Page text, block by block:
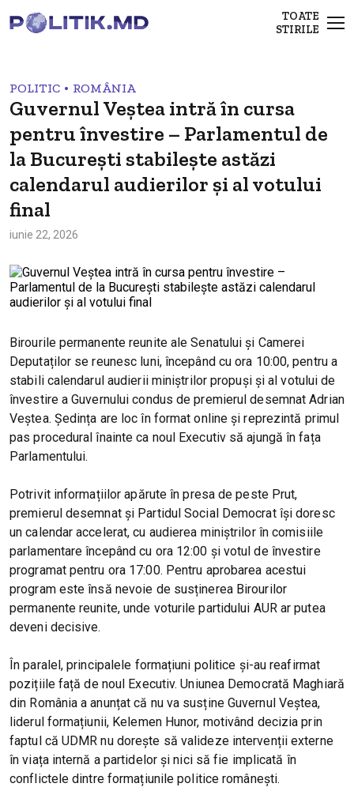
TOATE
STIRILE
POLITIC • ROMÂNIA
Guvernul Veștea intră în cursa
pentru învestire – Parlamentul de
la București stabilește astăzi
calendarul audierilor și al votului
final
iunie 22, 2026
Birourile permanente reunite ale Senatului și Camerei
Deputaților se reunesc luni, începând cu ora 10:00, pentru a
stabili calendarul audierii miniștrilor propuși și al votului de
învestire a Guvernului condus de premierul desemnat Adrian
Veștea. Ședința are loc în format online și reprezintă primul
pas procedural înainte ca noul Executiv să ajungă în fața
Parlamentului.
Potrivit informațiilor apărute în presa de peste Prut,
premierul desemnat și Partidul Social Democrat își doresc
un calendar accelerat, cu audierea miniștrilor în comisiile
parlamentare începând cu ora 12:00 și votul de învestire
programat pentru ora 17:00. Pentru aprobarea acestui
program este însă nevoie de susținerea Birourilor
permanente reunite, unde voturile partidului AUR ar putea
deveni decisive.
În paralel, principalele formațiuni politice și-au reafirmat
pozițiile față de noul Executiv. Uniunea Democrată Maghiară
din România a anunțat că nu va susține Guvernul Veștea,
liderul formațiunii, Kelemen Hunor, motivând decizia prin
faptul că UDMR nu dorește să valideze intervenții externe
în viața internă a partidelor și nici să fie implicată în
conflictele dintre formațiunile politice românești.